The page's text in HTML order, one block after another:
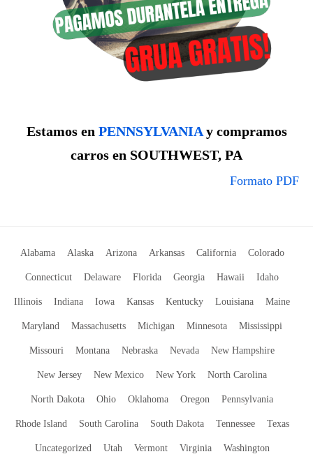
Estamos en PENNSYLVANIAy compramos
carros en SOUTHWEST, PA
Formato PDF
Alabama Alaska Arizona Arkansas California Colorado
Connecticut Delaware Florida Georgia Hawaii Idaho
Illinois Indiana Iowa Kansas Kentucky Louisiana Maine
Maryland Massachusetts Michigan Minnesota Mississippi
Missouri Montana Nebraska Nevada New Hampshire
New Jersey New Mexico New York North Carolina
North Dakota Ohio Oklahoma Oregon Pennsylvania
Rhode Island South Carolina South Dakota Tennessee Texas
Uncategorized Utah Vermont Virginia Washington